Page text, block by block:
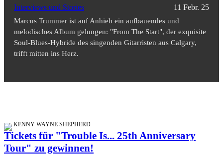
Interviews und Stories 11 Febr. 25
Marcus Trummer ist auf Anhieb ein aufbauendes und
melodisches Album gelungen: "From The Start", der exquisite
Soul-Blues-Hybride des singenden Gitarristen aus Calgary,
trifft mitten ins Herz.
KENNY WAYNE SHEPHERD
Tickets für "Trouble Is... 25th Anniversary
Tour" zu gewinnen!